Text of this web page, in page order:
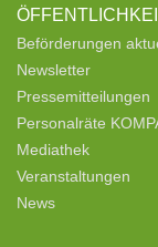
Beförderungen
Newsletter
Pressemitteilungen
Personalräte
Mediathek
Veranstaltungen
News